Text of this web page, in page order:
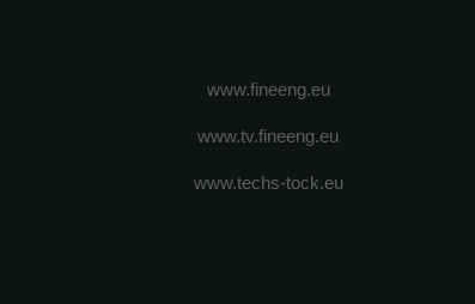
www.fineeng.eu
www.tv.fineeng.eu
www.techs-tock.eu